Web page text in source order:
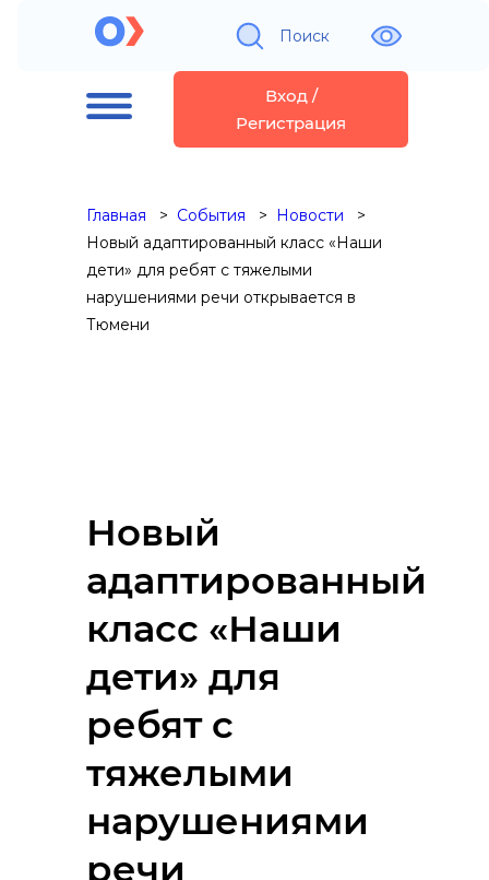
Поиск
Вход /
Регистрация
Главная События
Новости
Новый адаптированный класс «Наши
дети» для ребят с тяжелыми
нарушениями речи открывается в
Тюмени
Новый
адаптированный
класс «Наши
дети» для
ребят с
тяжелыми
нарушениями
речи